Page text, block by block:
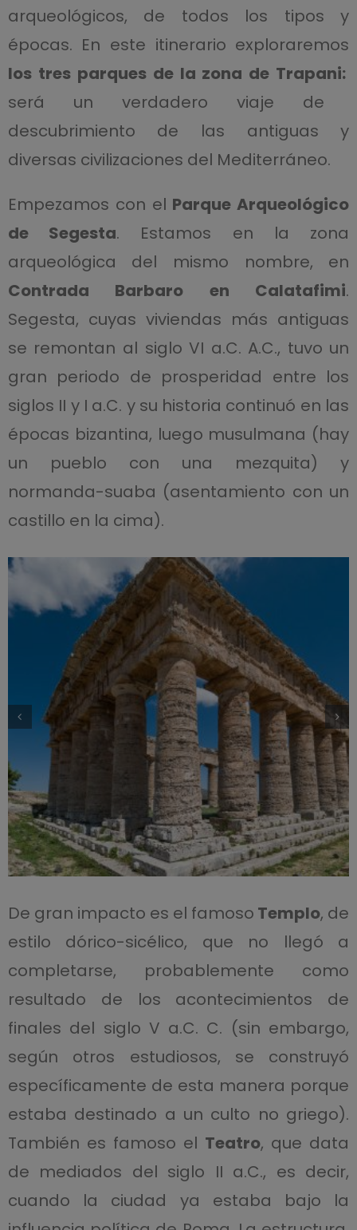
arqueológicos, de todos los tipos y
épocas. En este itinerario exploraremos
los tres parques de la zona de Trapani:
será un verdadero viaje de
descubrimiento de las antiguas y
diversas civilizaciones del Mediterráneo.
Empezamos con el Parque Arqueológico
de Segesta. Estamos en la zona
arqueológica del mismo nombre, en
Contrada Barbaro en Calatafimi.
Segesta, cuyas viviendas más antiguas
se remontan al siglo VI a.C. A.C., tuvo un
gran periodo de prosperidad entre los
siglos II y I a.C. y su historia continuó en las
épocas bizantina, luego musulmana (hay
un pueblo con una mezquita) y
normanda-suaba (asentamiento con un
castillo en la cima).
De gran impacto es el famoso Templo, de
estilo dórico-sicélico, que no llegó a
completarse, probablemente como
resultado de los acontecimientos de
finales del siglo V a.C. C. (sin embargo,
según otros estudiosos, se construyó
específicamente de esta manera porque
estaba destinado a un culto no griego).
También es famoso el Teatro, que data
de mediados del siglo II a.C., es decir,
cuando la ciudad ya estaba bajo la